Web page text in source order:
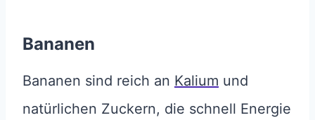
Bananen
Bananen sind reich an Kalium und
natürlichen Zuckern, die schnell Energie